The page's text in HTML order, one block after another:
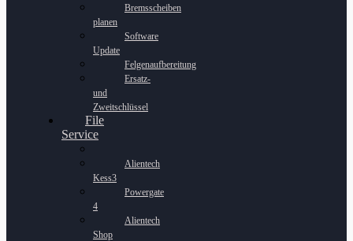
Bremsscheiben
planen
Software
Update
Felgenaufbereitung
Ersatz-
und
Zweitschlüssel
File
Service
Alientech
Kess3
Powergate
4
Alientech
Shop